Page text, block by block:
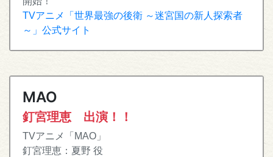
TVアニメ「世界最強の後衛 ～迷宮国の新人探索者
～」公式サイト
MAO
釘宮理恵 出演！！
TVアニメ「MAO」
釘宮理恵：夏野 役